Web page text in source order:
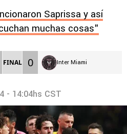
Saprissa y así
muchas cosas"
FINAL 0 Inter Miami
- 14:04hs CST